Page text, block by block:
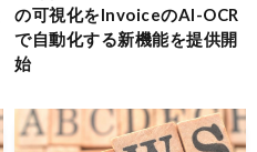
の可視化をInvoiceのAI-OCR
で自動化する新機能を提供開
始